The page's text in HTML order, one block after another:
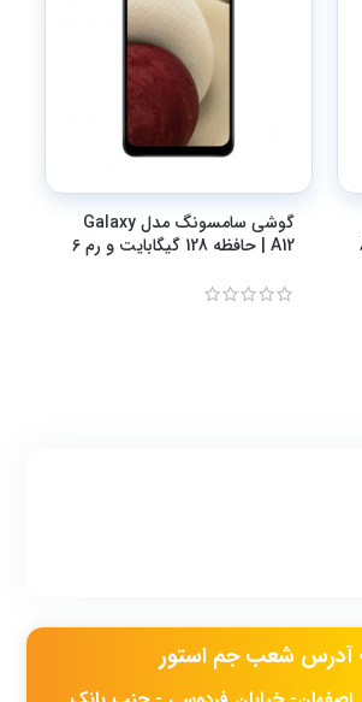
گوشی سامسونگ مدل Galaxy
A12 | حافظه 128 گیگابایت و رم 6
آدرس شعب جم استور